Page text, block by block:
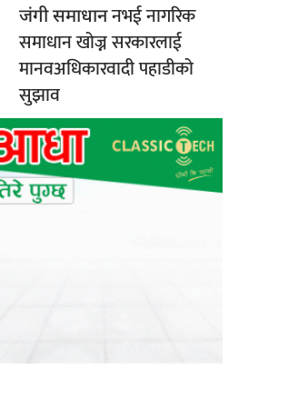
जंगी समाधाननभई नागरिक
समाधान खोज्न सरकारलाई
मानवअधिकारवादी पहाडीको
सुझाव